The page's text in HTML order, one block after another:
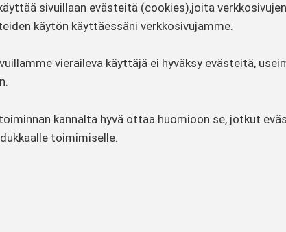
sivuillaan evästeitä (cookies),joita
käytön käyttäessäni verkkosivujamme.
vieraileva käyttäjä ei hyväksy evästeitä,
kannalta hyvä ottaa huomioon se, jotkut
toimimiselle.